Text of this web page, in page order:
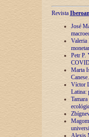
Revista
José
Valeria
Petr P.
Marta
Víctor
Latina:
Alexis